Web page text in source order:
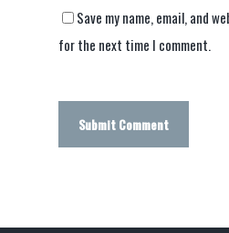
Save my name, email, and
for the next time I comment.